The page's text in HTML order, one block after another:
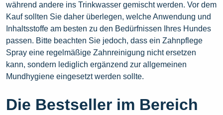
während andere ins Trinkwasser gemischt werden. Vor dem
Kauf sollten Sie daher überlegen, welche Anwendung und
Inhaltsstoffe am besten zu den Bedürfnissen Ihres Hundes
passen. Bitte beachten Sie jedoch, dass ein Zahnpflege
Spray eine regelmäßige Zahnreinigung nicht ersetzen
kann, sondern lediglich ergänzend zur allgemeinen
Mundhygiene eingesetzt werden sollte.
Die Bestseller im Bereich